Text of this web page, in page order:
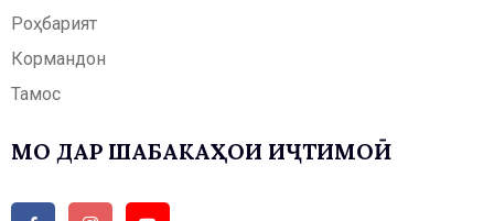
Роҳбарият
Кормандон
Тамос
МО ДАР ШАБАКАҲОИ ИҶТИМОӢ